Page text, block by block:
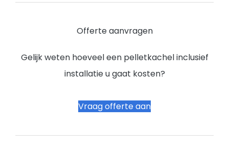
Offerte aanvragen
Gelijk weten hoeveel een pelletkachel inclusief
installatie u gaat kosten?
Vraag offerte aan